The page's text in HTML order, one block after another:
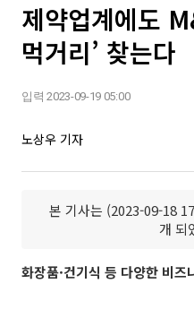
제약업계에도
먹거리’ 찾는다
입력 2023-09-19 05:00
노상우 기자
본 기사는 (2023-09-18
개 되
화장품·건기식 등 다양한 비즈